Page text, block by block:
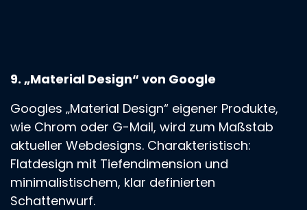
9. „Material Design“ von Google
Googles „Material Design“ eigener Produkte,
wie Chrom oder G-Mail, wird zum Maßstab
aktueller Webdesigns. Charakteristisch:
Flatdesign mit Tiefendimension und
minimalistischem, klar definierten
Schattenwurf.